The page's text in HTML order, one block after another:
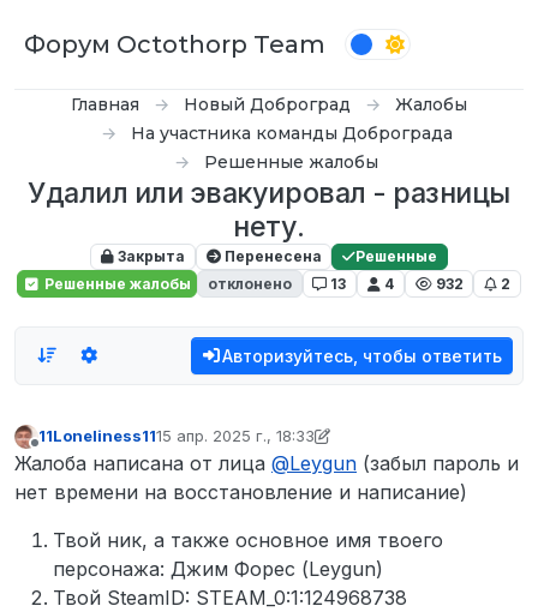
Форум Octothorp Team
Главная Новый Доброград
Жалобы
На участника команды Доброграда
Решенные жалобы
Удалил или эвакуировал - разницы
нету.
Закрыта Перенесена
Решенные
Решенные жалобы
отклонено 13 4 932 2
Авторизуйтесь, чтобы ответить
Не в сети
11Loneliness1115 апр. 2025 г., 18:33
отредактировано Tekoy
Жалоба написана от лица @Leygun (забыл пароль и
нет времени на восстановление и написание)
Твой ник, а также основное имя твоего
персонажа: Джим Форес (Leygun)
Твой SteamID: STEAM_0:1:124968738